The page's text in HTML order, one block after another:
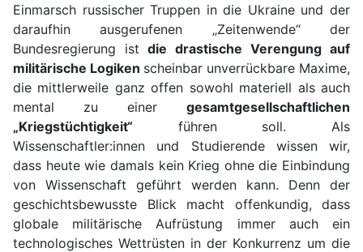
Einmarsch russischer Truppen in die Ukraine und der
daraufhin ausgerufenen „Zeitenwende“ der
Bundesregierung ist die drastische Verengung auf
militärische Logiken scheinbar unverrückbare Maxime,
die mittlerweile ganz offen sowohl materiell als auch
mental zu einer gesamtgesellschaftlichen
„Kriegstüchtigkeit“ führen soll. Als
Wissenschaftler:innen und Studierende wissen wir,
dass heute wie damals kein Krieg ohne die Einbindung
von Wissenschaft geführt werden kann. Denn der
geschichtsbewusste Blick macht offenkundig, dass
globale militärische Aufrüstung immer auch ein
technologisches Wettrüsten in der Konkurrenz um die